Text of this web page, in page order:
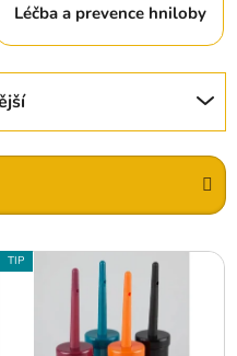
Léčba a prevence hniloby
TIP